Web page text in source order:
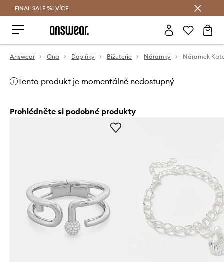
FINAL SALE %! VÍCE
Answear Ona Doplňky Bižuterie Náramky Náramek
Tento produkt je momentálně nedostupný
Prohlédněte si podobné produkty